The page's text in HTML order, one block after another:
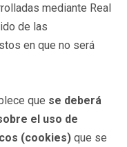
mediante Real
de las
en que no será
que se deberá
el uso de
(cookies) que se